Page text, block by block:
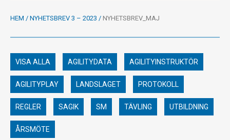
HEM / NYHETSBREV 3 – 2023 / NYHETSBREV_MAJ
VISA ALLA AGILITYDATA AGILITYINSTRUKTÖR
AGILITYPLAY LANDSLAGET PROTOKOLL
REGLER SAGIK SM TÄVLING UTBILDNING
ÅRSMÖTE